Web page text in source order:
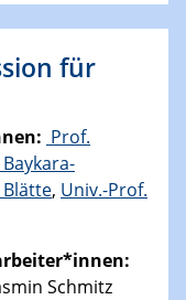
für
Prof.
, Univ.-Prof.
Schmitz